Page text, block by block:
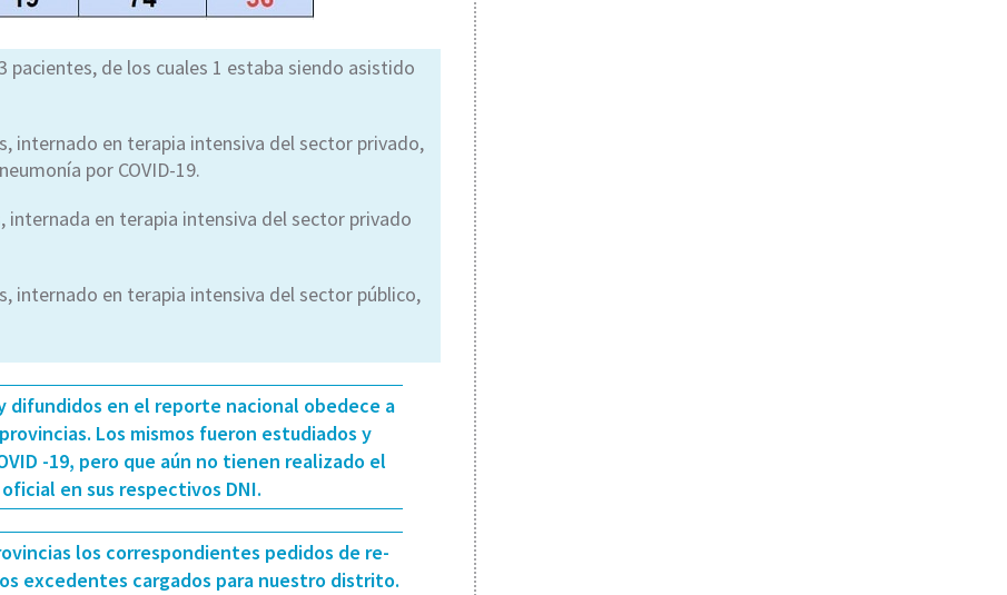
de los cuales 1 estaba siendo asistido
internado en terapia intensiva del sector privado,
por COVID-19.
internada en terapia intensiva del sector privado
internado en terapia intensiva del sector público,
difundidos en el reporte nacional obedece a
Los mismos fueron estudiados y
-19, pero que aún no tienen realizado el
en sus respectivos DNI.
los correspondientes pedidos de re-
excedentes cargados para nuestro distrito.